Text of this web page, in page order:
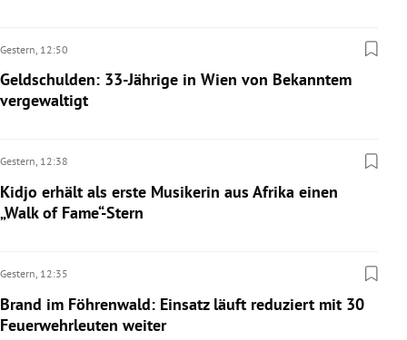
Gestern, 12:50
Geldschulden: 33-Jährige in Wien von Bekanntem
vergewaltigt
Gestern, 12:38
Kidjo erhält als erste Musikerin aus Afrika einen
„Walk of Fame“-Stern
Gestern, 12:35
Brand im Föhrenwald: Einsatz läuft reduziert mit 30
Feuerwehrleuten weiter